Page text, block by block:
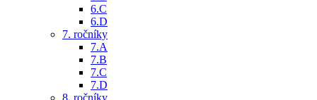
6.C
6.D
7. ročníky
7.A
7.B
7.C
7.D
8. ročníky